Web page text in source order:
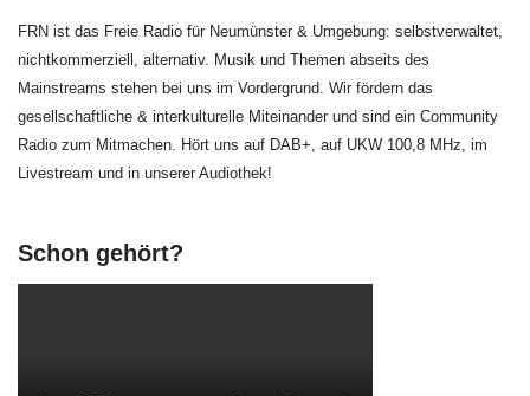
FRN ist das Freie Radio für Neumünster & Umgebung: selbstverwaltet,
nichtkommerziell, alternativ. Musik und Themen abseits des
Mainstreams stehen bei uns im Vordergrund. Wir fördern das
gesellschaftliche & interkulturelle Miteinander und sind ein Community
Radio zum Mitmachen. Hört uns auf DAB+, auf UKW 100,8 MHz, im
Livestream und in unserer Audiothek!
Schon gehört?